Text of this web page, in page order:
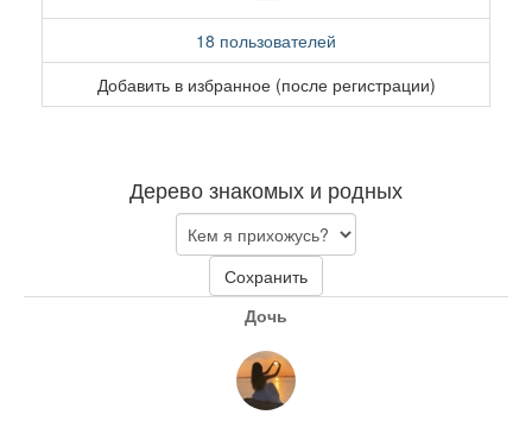
18 пользователей
Добавить в избранное (после регистрации)
Дерево знакомых и родных
Сохранить
Дочь